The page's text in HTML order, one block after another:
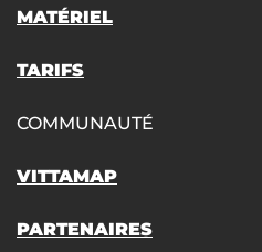
MATÉRIEL
TARIFS
COMMUNAUTÉ
VITTAMAP
PARTENAIRES